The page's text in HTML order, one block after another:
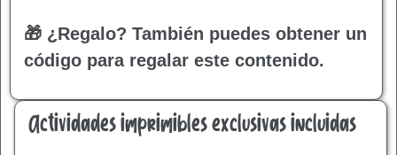
🎁 ¿Regalo? También puedes obtener un
código para regalar este contenido.
Actividades imprimibles exclusivas incluidas